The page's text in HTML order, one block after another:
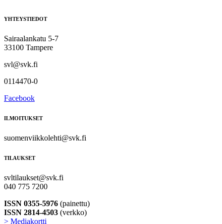
YHTEYSTIEDOT
Sairaalankatu 5-7
33100 Tampere
svl@svk.fi
0114470-0
Facebook
ILMOITUKSET
suomenviikkolehti@svk.fi
TILAUKSET
svltilaukset@svk.fi
040 775 7200
ISSN 0355-5976 (painettu)
ISSN 2814-4503 (verkko)
> Mediakortti